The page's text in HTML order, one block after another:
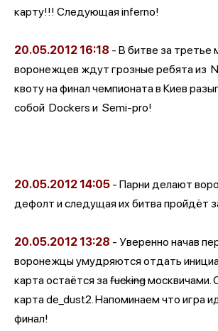
карту!!! Следующая inferno!
20.05.2012 16:18 - В битве за третье
воронежцев ждут грозные ребята из
квоту на финал чемпионата в Киев
собой Dockers и Semi-pro!
20.05.2012 14:05 - Парни делают
дефолт и следущая их битва пройдёт
20.05.2012 13:28 - Уверенно начав
воронежцы умудряются отдать
карта остаётся заfucking
карта de_dust2. Напоминаем что игра
финал!